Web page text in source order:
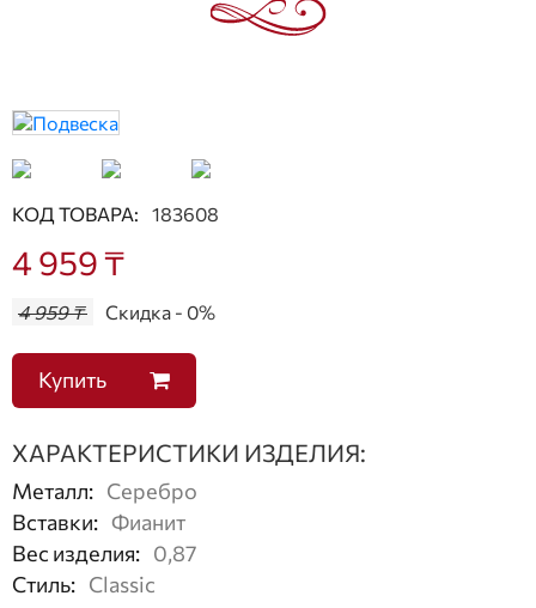
КОД ТОВАРА: 183608
4 959 ₸
4 959 ₸ Скидка - 0%
Купить
ХАРАКТЕРИСТИКИ ИЗДЕЛИЯ:
Металл: Серебро
Вставки: Фианит
Вес изделия: 0,87
Стиль: Classic